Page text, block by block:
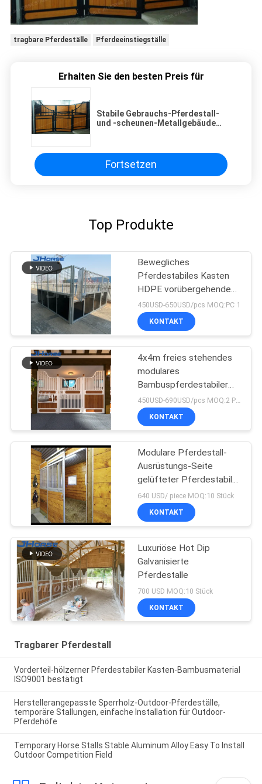
tragbare Pferdeställe Pferdeeinstiegställe
Erhalten Sie den besten Preis für
Stabile Gebrauchs-Pferdestall-
und -scheunen-Metallgebäude
Fortsetzen
Top Produkte
Bewegliches
Pferdestabiles Kasten
HDPE vorübergehendes
Plastikeinfaches, mit
Dach zu installieren
450USD-650USD/pcs MOQ:PC 1
KONTAKT
4x4m freies stehendes
modulares
Bambuspferdestabiler
Kasten fabrizierte vor
450USD-690USD/pcs MOQ:2 PCS
KONTAKT
Modulare Pferdestall-
Ausrüstungs-Seite
gelüfteter Pferdestabiler
Kasten mit langlebiger
Schiebetür
640 USD/ piece MOQ:10 Stück
KONTAKT
Luxuriöse Hot Dip
Galvanisierte
Pferdestalle
700 USD MOQ:10 Stück
KONTAKT
Tragbarer Pferdestall
Vorderteil-hölzerner Pferdestabiler Kasten-Bambusmaterial
ISO9001 bestätigt
Herstellerangepasste Sperrholz-Outdoor-Pferdeställe,
temporäre Stallungen, einfache Installation für Outdoor-
Pferdehöfe
Temporary Horse Stalls Stable Aluminum Alloy Easy To Install
Outdoor Competition Field